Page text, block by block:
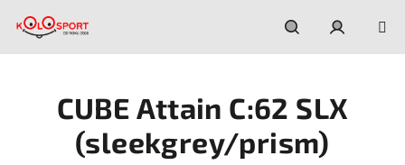
Hľadať
CUBE Attain C:62 SLX
(sleekgrey/prism)